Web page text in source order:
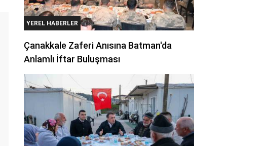
YEREL HABERLER
Çanakkale Zaferi Anısına Batman'da
Anlamlı İftar Buluşması